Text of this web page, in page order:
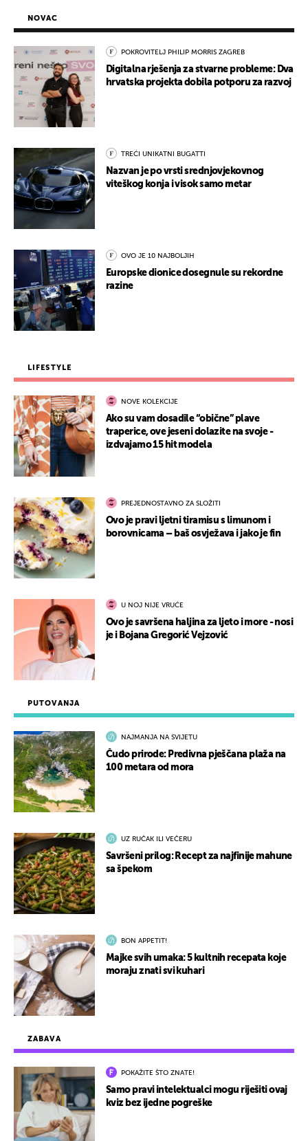
ZABAVA
POKAŽITE ŠTO ZNATE!
Samo pravi intelektualci mogu riješiti ovaj
kviz bez ijedne pogreške
PUTOVANJA
NAJMANJA NA SVIJETU
Čudo prirode: Predivna pješčana plaža na
100 metara od mora
UZ RUČAK ILI VEČERU
Savršeni prilog: Recept za najfinije mahune
sa špekom
BON APPETIT!
Majke svih umaka: 5 kultnih recepata koje
moraju znati svi kuhari
NOVAC
POKROVITELJ PHILIP MORRIS ZAGREB
Digitalna rješenja za stvarne probleme: Dva
hrvatska projekta dobila potporu za razvoj
TREĆI UNIKATNI BUGATTI
Nazvan je po vrsti srednjovjekovnog
viteškog konja i visok samo metar
OVO JE 10 NAJBOLJIH
Europske dionice dosegnule su rekordne
razine
LIFESTYLE
NOVE KOLEKCIJE
Ako su vam dosadile “obične” plave
traperice, ove jeseni dolazite na svoje -
izdvajamo 15 hit modela
PREJEDNOSTAVNO ZA SLOŽITI
Ovo je pravi ljetni tiramisu s limunom i
borovnicama – baš osvježava i jako je fin
U NOJ NIJE VRUĆE
Ovo je savršena haljina za ljeto i more - nosi
je i Bojana Gregorić Vejzović